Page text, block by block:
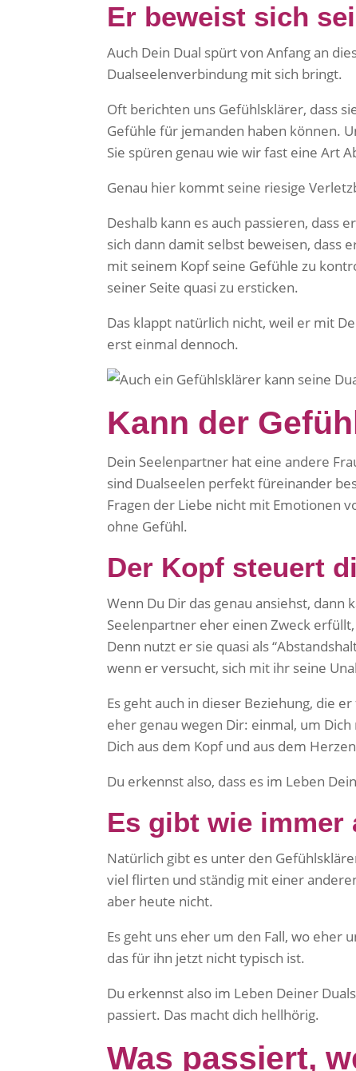
Er beweist sich
Auch Dein Dual spürt von Anfang an
Dualseelenverbindung mit sich bringt.
Oft berichten uns Gefühlsklärer, dass
Gefühle für jemanden haben können.
Sie spüren genau wie wir fast eine Art
Genau hier kommt seine riesige
Deshalb kann es auch passieren, dass
sich dann damit selbst beweisen, dass
mit seinem Kopf seine Gefühle zu
seiner Seite quasi zu ersticken.
Das klappt natürlich nicht, weil er mit
erst einmal dennoch.
Kann der
Dein Seelenpartner hat eine andere
sind Dualseelen perfekt füreinander
Fragen der Liebe nicht mit Emotionen
ohne Gefühl.
Der Kopf steuert
Wenn Du Dir das genau ansiehst, dann
Seelenpartner eher einen Zweck
Denn nutzt er sie quasi als
wenn er versucht, sich mit ihr seine
Es geht auch in dieser Beziehung, die
eher genau wegen Dir: einmal, um
Dich aus dem Kopf und aus dem
Du erkennst also, dass es im Leben
Es gibt wie immer
Natürlich gibt es unter den
viel flirten und ständig mit einer
aber heute nicht.
Es geht uns eher um den Fall, wo eher
das für ihn jetzt nicht typisch ist.
Du erkennst also im Leben Deiner
passiert. Das macht dich hellhörig.
Was passiert,